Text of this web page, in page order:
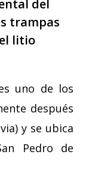
del
trampas
litio
uno de los
después
y se ubica
Pedro de